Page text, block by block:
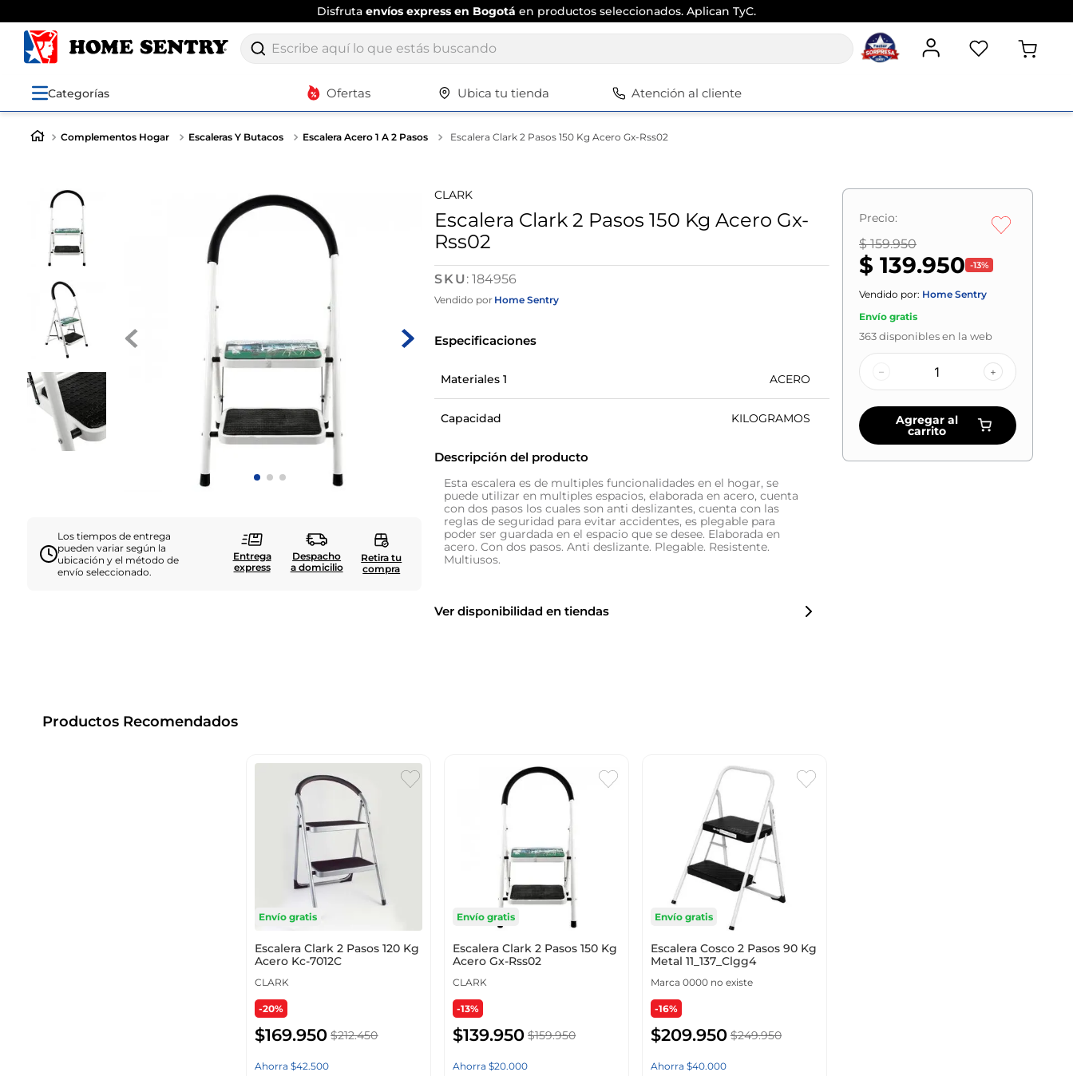
Disfruta envíos express en Bogotá en productos seleccionados. Aplican TyC.
Escribe aquí lo que estás buscando
Categorías Ofertas Ubica tu tienda Atención al cliente
Complementos Hogar Escaleras Y Butacos Escalera Acero 1 A 2 Pasos Escalera Clark 2 Pasos 150 Kg Acero Gx-Rss02
Los tiempos de entrega
pueden variar según la
ubicación y el método de
envío seleccionado.
Entrega
express
Despacho
a domicilio
Retira tu
compra
CLARK
Escalera Clark 2 Pasos 150 Kg Acero Gx-
Rss02
:184956
Vendido por Home Sentry
Especificaciones
Materiales 1 ACERO
Capacidad KILOGRAMOS
Descripción del producto
Esta escalera es de multiples funcionalidades en el hogar, se
puede utilizar en multiples espacios, elaborada en acero, cuenta
con dos pasos los cuales son anti deslizantes, cuenta con las
reglas de seguridad para evitar accidentes, es plegable para
poder ser guardada en el espacio que se desee. Elaborada en
acero. Con dos pasos. Anti deslizante. Plegable. Resistente.
Multiusos.
Ver disponibilidad en tiendas
Precio:
$ 159.950
$ 139.950 -13%
Vendido por: Home Sentry
Envío gratis
363disponibles en la web
– +
Agregar al
carrito
Productos Recomendados
Envío gratis
Escalera Clark 2 Pasos 120 Kg
Acero Kc-7012C
CLARK
-20%
$169.950 $212.450
Ahorra$42.500
Envío gratis
Escalera Clark 2 Pasos 150 Kg
Acero Gx-Rss02
CLARK
-13%
$139.950 $159.950
Ahorra$20.000
Envío gratis
Escalera Cosco 2 Pasos 90 Kg
Metal 11_137_Clgg4
Marca 0000 no existe
-16%
$209.950 $249.950
Ahorra $40.000
Términos más buscados
closet
cuadros
espejo
silla
.
cafetera
zapatero